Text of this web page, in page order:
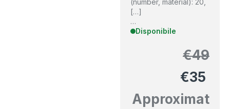
(number, material): 20,
[…]
…
Disponibile
€49
€35
Approximat